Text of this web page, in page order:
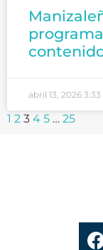
abril 13, 2026
1 2 3 4 5 … 25